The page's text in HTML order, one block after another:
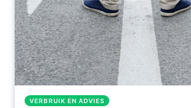
VERBRUIK EN ADVIES